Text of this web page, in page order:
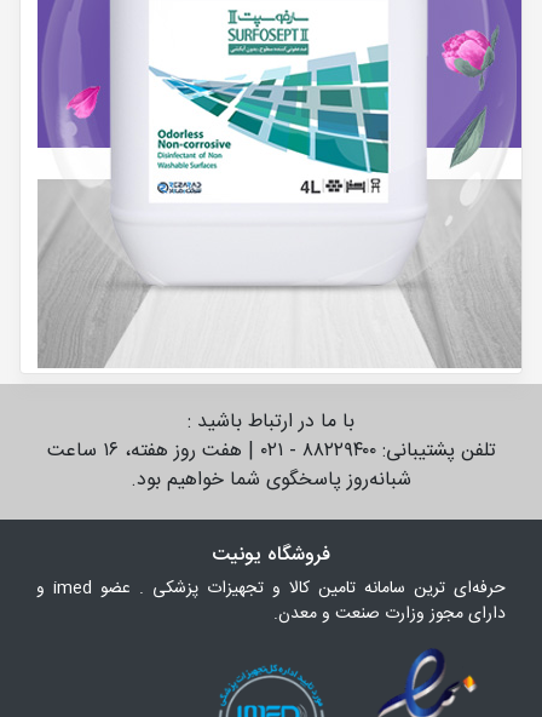
با ما در ارتباط باشید :
تلفن پشتیبانی: ۸۸۲۲۹۴۰۰ - ۰۲۱ | هفت روز هفته، ۱۶ ساعت
شبانه‌روز پاسخگوی شما خواهیم بود.
فروشگاه یونیت
حرفه‌ای ترین سامانه تامین کالا و تجهیزات پزشکی . عضو imed و
دارای مجوز وزارت صنعت و معدن.